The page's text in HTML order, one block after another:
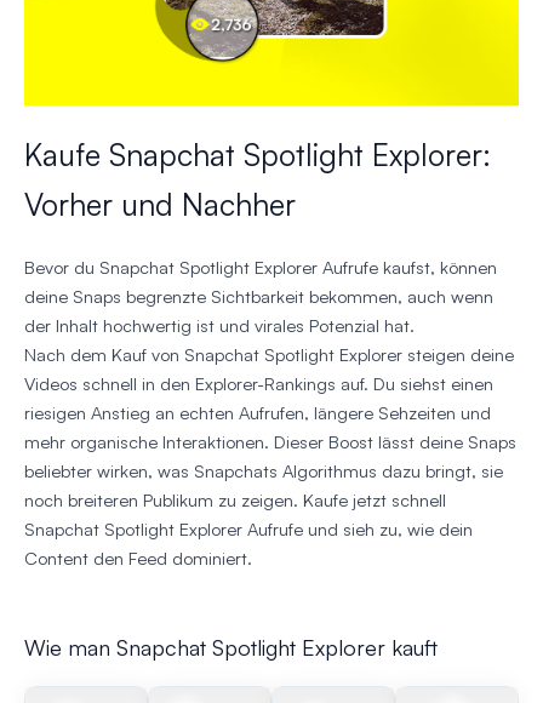
Kaufe Snapchat Spotlight Explorer:
Vorher und Nachher
Bevor du Snapchat Spotlight Explorer Aufrufe kaufst, können
deine Snaps begrenzte Sichtbarkeit bekommen, auch wenn
der Inhalt hochwertig ist und virales Potenzial hat.
Nach dem Kauf von Snapchat Spotlight Explorer steigen deine
Videos schnell in den Explorer-Rankings auf. Du siehst einen
riesigen Anstieg an echten Aufrufen, längere Sehzeiten und
mehr organische Interaktionen. Dieser Boost lässt deine Snaps
beliebter wirken, was Snapchats Algorithmus dazu bringt, sie
noch breiteren Publikum zu zeigen. Kaufe jetzt schnell
Snapchat Spotlight Explorer Aufrufe und sieh zu, wie dein
Content den Feed dominiert.
Wie man Snapchat Spotlight Explorer kauft